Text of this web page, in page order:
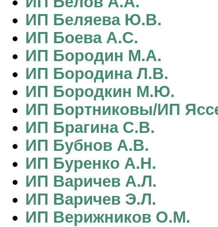
ИП Беляева Ю.В.
ИП Боева А.С.
ИП Бородин М.А.
ИП Бородина Л.В.
ИП Бородкин М.Ю.
ИП Бортниковы/ИП
ИП Брагина С.В.
ИП Бубнов А.В.
ИП Буренко А.Н.
ИП Варичев А.Л.
ИП Варичев Э.Л.
ИП Верижников О.М.